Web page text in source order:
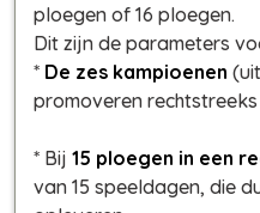
ploegen of 16 ploegen.
Dit zijn de parameters
* De zes kampioenen
promoveren
* Bij 15 ploegen in een
van 15 speeldagen, die